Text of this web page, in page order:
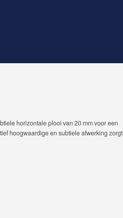
horizontale plooi van 20 mm voor een
hoogwaardige en subtiele afwerking zorgt